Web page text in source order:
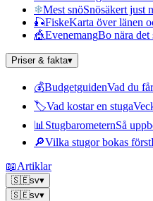
❄Mest snöSnösäkert just
🎣FiskeKarta över länen
🎪EvenemangBo nära det
Priser & fakta▾
💰BudgetguidenVad du
🏷Vad kostar en stuga
📊 StugbarometernSå
🔎Vilka stugor bokas först
📖Artiklar
🇸🇪sv▾
🇸🇪sv▾